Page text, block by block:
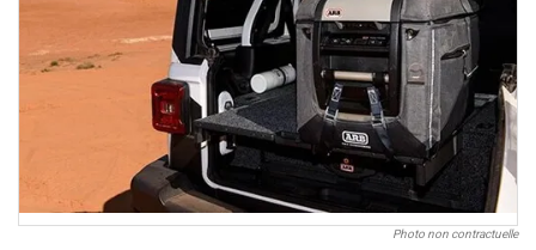
Photo non contractuelle